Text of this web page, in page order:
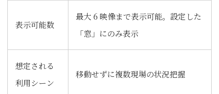
表示可能数
最大 6 映像まで表示可能。設定した
「窓」にのみ表示
想定される
利用シーン
移動せずに複数現場の状況把握